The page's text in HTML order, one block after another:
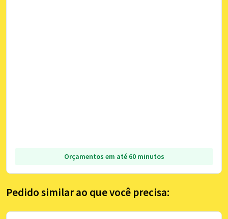
Orçamentos em até 60 minutos
Pedido similar ao que você precisa: